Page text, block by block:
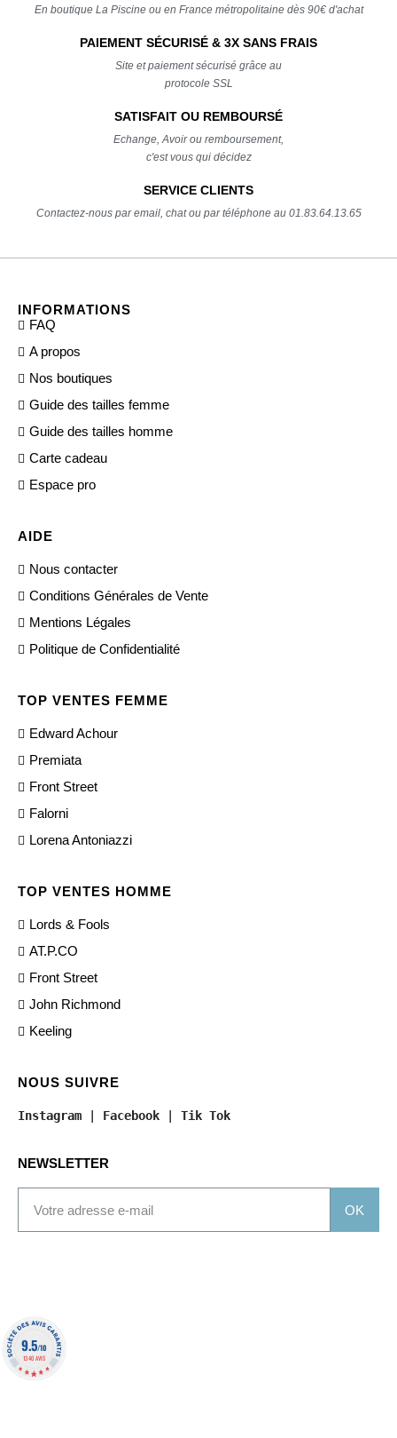
En boutique La Piscine ou en France métropolitaine dès 90€ d'achat
PAIEMENT SÉCURISÉ & 3X SANS FRAIS
Site et paiement sécurisé grâce au
protocole SSL
SATISFAIT OU REMBOURSÉ
Echange, Avoir ou remboursement,
c'est vous qui décidez
SERVICE CLIENTS
Contactez-nous par email, chat ou par téléphone au 01.83.64.13.65
INFORMATIONS
FAQ
A propos
Nos boutiques
Guide des tailles femme
Guide des tailles homme
Carte cadeau
Espace pro
AIDE
Nous contacter
Conditions Générales de Vente
Mentions Légales
Politique de Confidentialité
TOP VENTES FEMME
Edward Achour
Premiata
Front Street
Falorni
Lorena Antoniazzi
TOP VENTES HOMME
Lords & Fools
AT.P.CO
Front Street
John Richmond
Keeling
NOUS SUIVRE
Instagram Facebook Tik Tok
NEWSLETTER
OK
9.5/10
1340 AVIS